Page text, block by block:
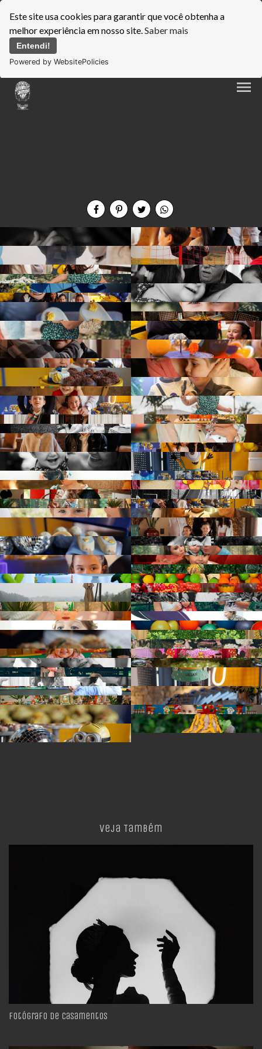
Este site usa cookies para garantir que você obtenha a
melhor experiência em nosso site.Saber mais
Entendi!
Powered by WebsitePolicies
menu
Veja Também
Fotógrafo de Casamentos